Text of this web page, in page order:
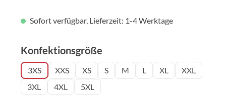
Sofort verfügbar, Lieferzeit: 1-4 Werktage
Konfektionsgröße
3XS XXS XS S M L XL
XXL
3XL
4XL 5XL